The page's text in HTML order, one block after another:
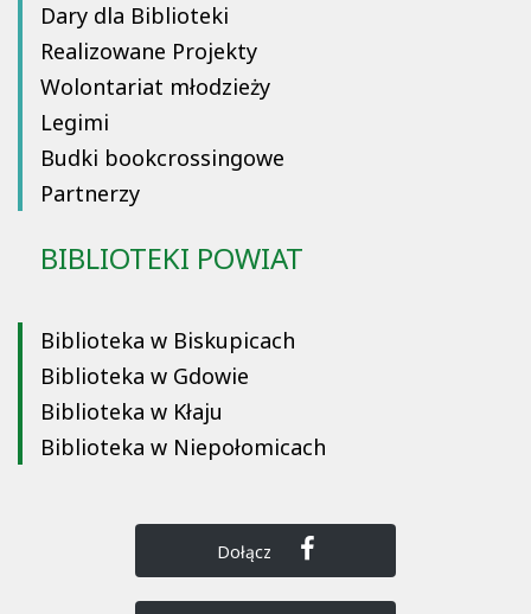
Dary dla Biblioteki
Realizowane Projekty
Wolontariat młodzieży
Legimi
Budki bookcrossingowe
Partnerzy
BIBLIOTEKI POWIAT
Biblioteka w Biskupicach
Biblioteka w Gdowie
Biblioteka w Kłaju
Biblioteka w Niepołomicach
Dołącz